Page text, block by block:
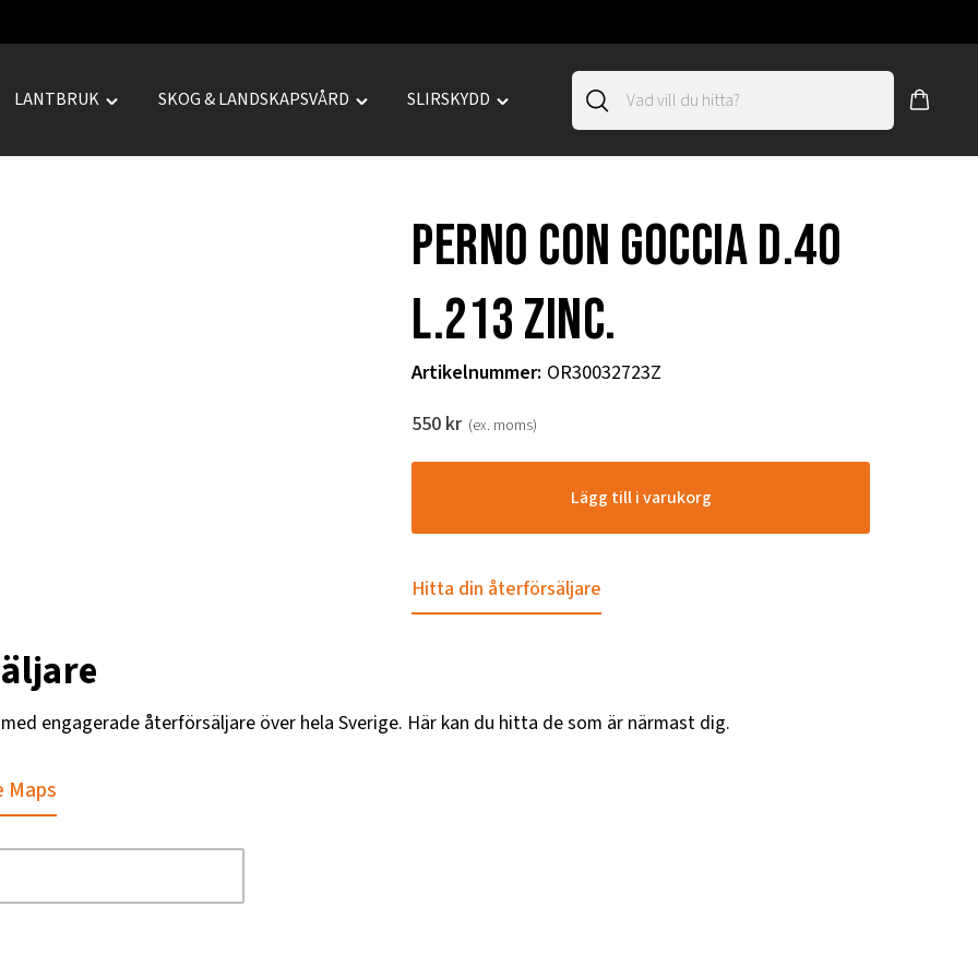
LANTBRUK
Toggle
SKOG & LANDSKAPSVÅRD
Toggle
SLIRSKYDD
Toggle
PERNO CON GOCCIA D.40
L.213 ZINC.
Artikelnummer: OR30032723Z
550 kr (ex. moms)
Lägg till i varukorg
Hitta din återförsäljare
engagerade återförsäljare över hela Sverige. Här kan du hitta de som är närmast dig.
Maps